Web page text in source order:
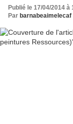
Publié le 17/04/2014 à
Par barnabeaimelecaf